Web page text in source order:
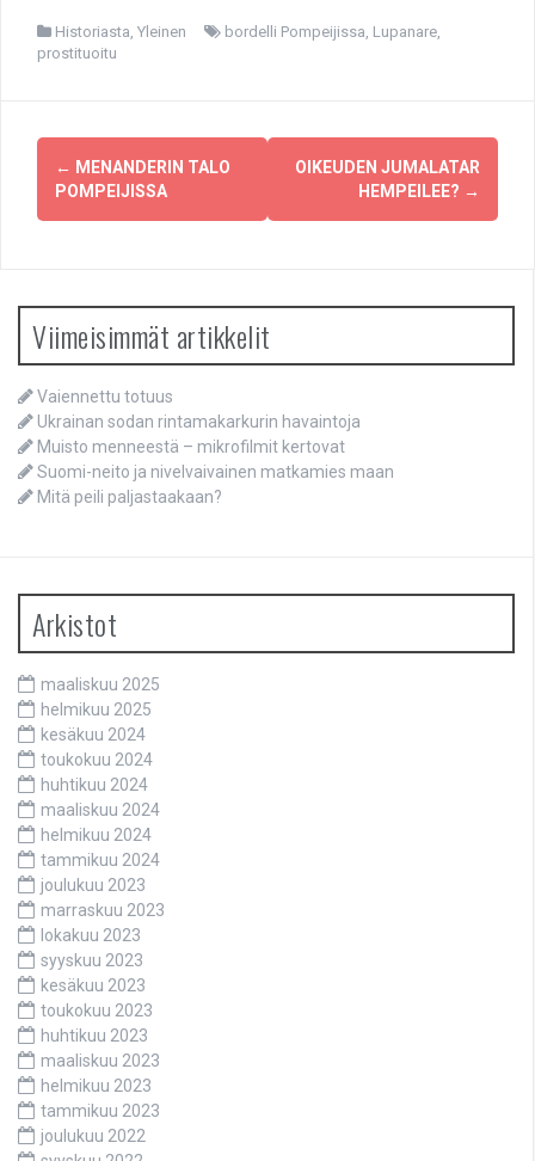
Historiasta Yleinen bordelli Pompeijissa Lupanare
prostituoitu
Post
navigation
← MENANDERIN TALO
POMPEIJISSA
OIKEUDEN JUMALATAR
HEMPEILEE? →
Viimeisimmät artikkelit
Vaiennettu totuus
Ukrainan sodan rintamakarkurin havaintoja
Muisto menneestä – mikrofilmit kertovat
Suomi-neito ja nivelvaivainen matkamies maan
Mitä peili paljastaakaan?
Arkistot
maaliskuu 2025
helmikuu 2025
kesäkuu 2024
toukokuu 2024
huhtikuu 2024
maaliskuu 2024
helmikuu 2024
tammikuu 2024
joulukuu 2023
marraskuu 2023
lokakuu 2023
syyskuu 2023
kesäkuu 2023
toukokuu 2023
huhtikuu 2023
maaliskuu 2023
helmikuu 2023
tammikuu 2023
joulukuu 2022